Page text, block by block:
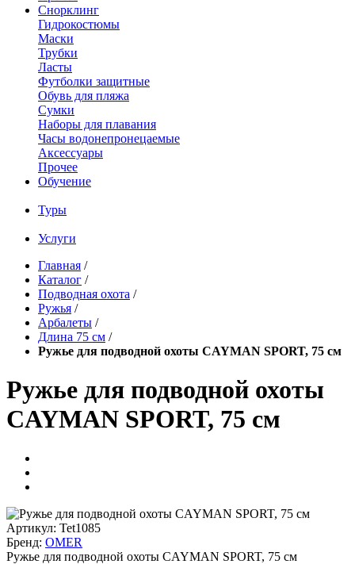
Снорклинг
Гидрокостюмы
Маски
Трубки
Ласты
Футболки защитные
Обувь для пляжа
Сумки
Наборы для плавания
Часы водонепронецаемые
Аксессуары
Прочее
Обучение
Туры
Услуги
Главная /
Каталог /
Подводная охота /
Ружья /
Арбалеты /
Длина 75 см /
Ружье для подводной охоты CAYMAN SPORT, 75 см
Ружье для подводной охоты
CAYMAN SPORT, 75 см
Артикул: Tet1085
Бренд: OMER
Ружье для подводной охоты CAYMAN SPORT, 75 см